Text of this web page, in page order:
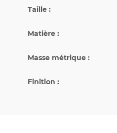
Taille :
Matière :
Masse métrique :
Finition :